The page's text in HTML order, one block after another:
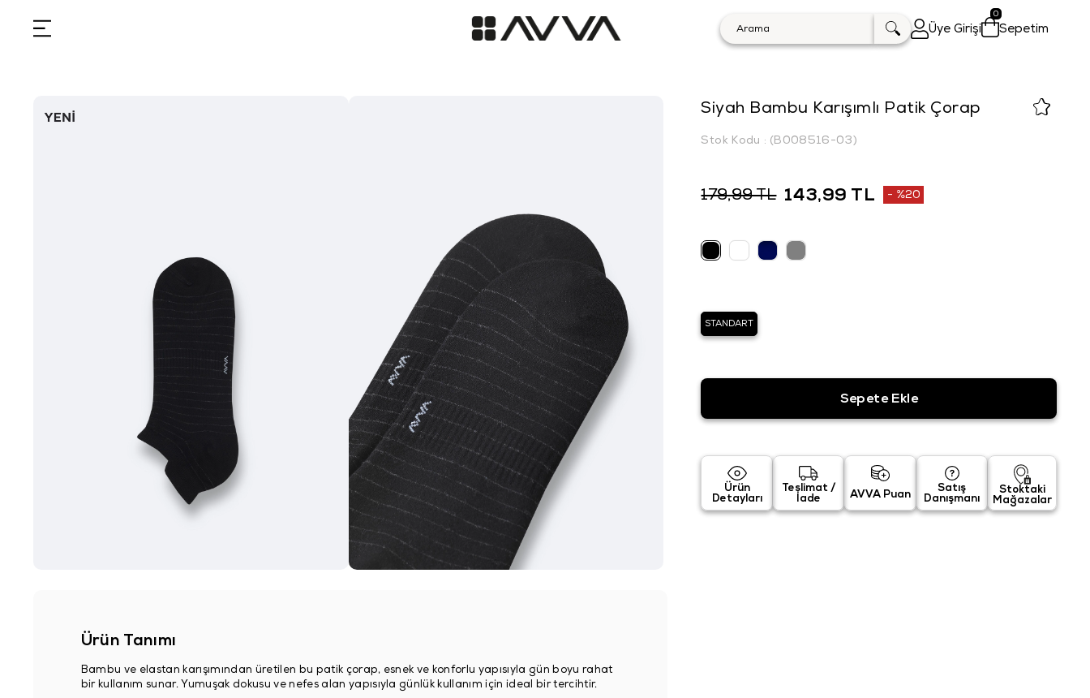
Üye Girişi Sepetim
0
Ürün Tanımı
Bambu ve elastan karışımından üretilen bu patik çorap, esnek ve konforlu yapısıyla gün boyu rahat
bir kullanım sunar. Yumuşak dokusu ve nefes alan yapısıyla günlük kullanım için ideal bir tercihtir.
Siyah Bambu Karışımlı Patik Çorap
Stok Kodu (B008516-03)
179,99 TL 143,99 TL %20
STANDART
Ürün
Detayları
Teslimat /
İade
AVVA Puan
Satış
Danışmanı
Stoktaki
Mağazalar